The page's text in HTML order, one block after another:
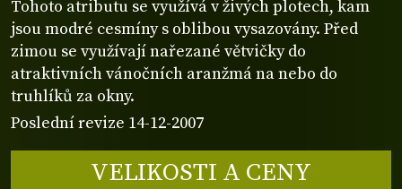
Tohoto atributu se využívá v živých plotech, kam
jsou modré cesmíny s oblibou vysazovány. Před
zimou se využívají nařezané větvičky do
atraktivních vánočních aranžmá na nebo do
truhlíků za okny.
Poslední revize 14-12-2007
VELIKOSTI A CENY